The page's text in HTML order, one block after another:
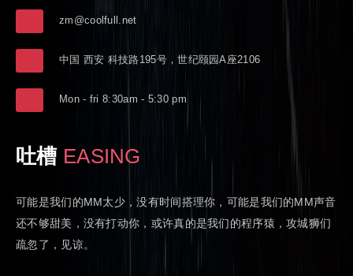
zm@coolfull.net
中国 西安 科技路195号，世纪颐园A座2106
Mon - fri 8:30am - 5:30 pm
吐槽 EASING
可能是我们的MM太少，没有时间搭理你，可能是我们的MM声音
还不够甜美，没有打动你，或许真的是我们的程序猿，攻城狮们
疏忽了，见谅。